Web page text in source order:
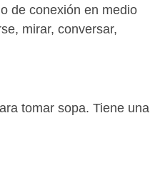
de conexión en medio
mirar, conversar,
tomar sopa. Tiene una